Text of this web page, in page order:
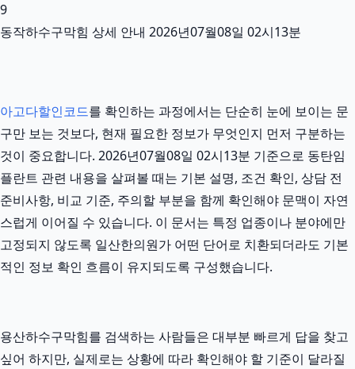
9
동작하수구막힘 상세 안내 2026년07월08일 02시13분
아고다할인코드를 확인하는 과정에서는 단순히 눈에 보이는 문
구만 보는 것보다, 현재 필요한 정보가 무엇인지 먼저 구분하는
것이 중요합니다. 2026년07월08일 02시13분 기준으로 동탄임
플란트 관련 내용을 살펴볼 때는 기본 설명, 조건 확인, 상담 전
준비사항, 비교 기준, 주의할 부분을 함께 확인해야 문맥이 자연
스럽게 이어질 수 있습니다. 이 문서는 특정 업종이나 분야에만
고정되지 않도록 일산한의원가 어떤 단어로 치환되더라도 기본
적인 정보 확인 흐름이 유지되도록 구성했습니다.
용산하수구막힘를 검색하는 사람들은 대부분 빠르게 답을 찾고
싶어 하지만, 실제로는 상황에 따라 확인해야 할 기준이 달라질